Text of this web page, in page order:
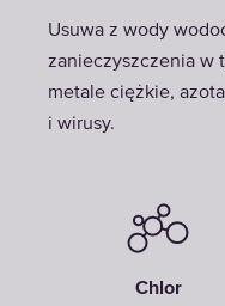
Usuwa z wody
zanieczyszczenia w
metale ciężkie,
i wirusy.
Chlor